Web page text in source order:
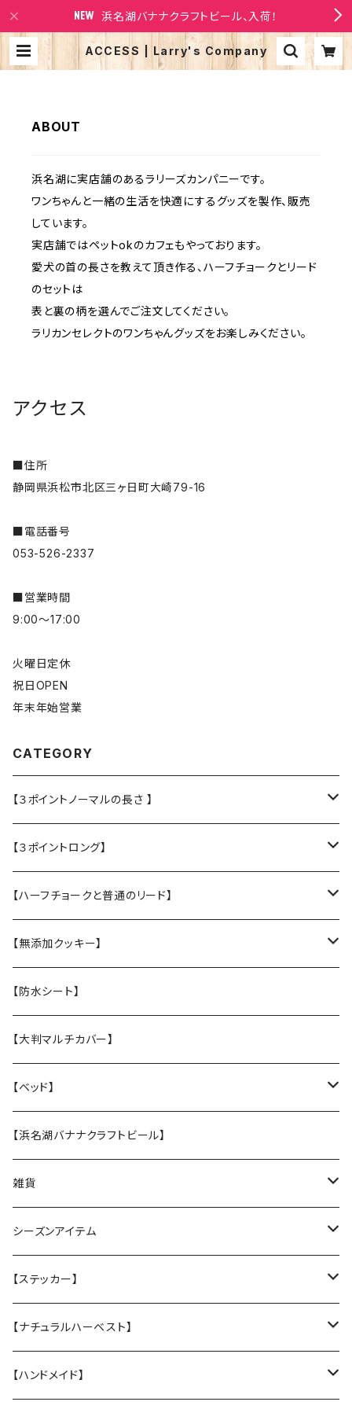
浜名湖バナナクラフトビール、入荷！
ACCESS | Larry's Company
ABOUT
浜名湖に実店舗のあるラリーズカンパニーです。
ワンちゃんと一緒の生活を快適にするグッズを製作、販売
しています。
実店舗ではペットokのカフェもやっております。
愛犬の首の長さを教えて頂き作る、ハーフチョークとリード
のセットは
表と裏の柄を選んでご注文してください。
ラリカンセレクトのワンちゃんグッズをお楽しみください。
アクセス
■住所
静岡県浜松市北区三ヶ日町大崎79-16
■電話番号
053-526-2337
■営業時間
9:00～17:00
火曜日定休
祝日OPEN
年末年始営業
CATEGORY
【３ポイントノーマルの長さ 】
・L大型犬用★Police Lead
・M中型犬用 高さある子
【張替え】布部分を新品に交換
【３ポイントロング】
・L大型犬 走る・登る・アクティブ系
・M 中型犬用 コーギー・ボーダー・柴犬
・S 小型犬用 小さい子はこちら
・【張替え】布部分を新品に交換
【ハーフチョークと普通のリード】
・【L】レトリバーサイズ（横幅2.5cm）
・【M】中型犬サイズ(横幅2cm）
・【S】 小型犬サイズ（横幅1,5cm）
・【張替え】布部分を新品に交換
【無添加クッキー】
うちの子オリジナル
お悔やみクッキー
ホリデークッキー
【防水シート】
【大判マルチカバー】
【ベッド】
★なみなみウレタンのオーソペディックカドラー
丈夫なツイル地カバー
防水カバー
★ふわふわラウンドベッド
丈夫なツイル地カバー
厚手キルティングツイル地カバー
★中身とカバーのセット
★カバー単品
★中身のウレタン
【浜名湖バナナクラフトビール】
雑貨
クリスマスグリーティングカード
Tuffy
サンシェード
ヴィンテージガラスシェード
シーズンアイテム
レインコート
クリスマスプレゼントに
ドッグウエア
【ステッカー】
名入れカッティングシール
ステッカー
【ナチュラルハーベスト】
レジームチキン
【ハンドメイド】